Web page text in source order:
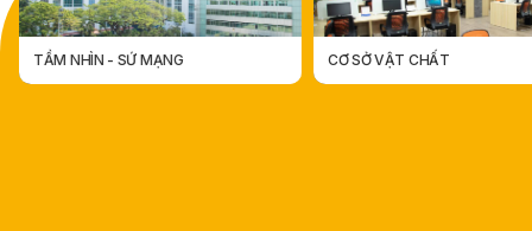
CƠ SỞ VẬT CHẤT CÁC ĐƠN VỊ TRỰC THUỘC